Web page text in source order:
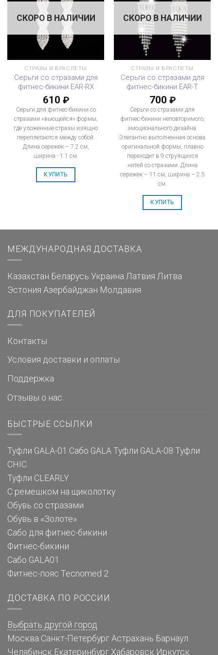
СКОРО В НАЛИЧИИ
СТРАЗЫ И БРАСЛЕТЫ
Серьги со стразами для
фитнес-бикини EAR-RX
610 ₽
Серьги для фитнес-бикини со
стразами «вьющейся» формы,
где уложенные стразы изящно
переплетаются между собой.
Длина сережек – 7.2 см,
ширина - 1.1 см.
КУПИТЬ
СКОРО В НАЛИЧИИ
СТРАЗЫ И БРАСЛЕТЫ
Серьги со стразами для
фитнес-бикини EAR-T
700 ₽
Серьги со стразами для
фитнес-бикини неповторимого,
эмоционального дизайна.
Элегантно выполненная основа
оригинальной формы, плавно
переходит в 9 струящихся
нитей со стразами. Длина
сережек – 11 см, ширина – 2.5
см.
КУПИТЬ
МЕЖДУНАРОДНАЯ ДОСТАВКА
Казахстан Беларусь Украина Латвия Литва
Эстония Азербайджан Молдавия
ДЛЯ ПОКУПАТЕЛЕЙ
Контакты
Условия доставки и оплаты
Поддержка
Отзывы о нас
БЫСТРЫЕ ССЫЛКИ
Туфли GALA-01 Сабо GALA Туфли GALA-08 Туфли
CHIC
Туфли CLEARLY
С ремешком на щиколотку
Обувь со стразами
Обувь в «Золоте»
Сабо для фитнес-бикини
Фитнес-бикини
Сабо GALA01
Фитнес-пояс Tecnomed 2
ДОСТАВКА ПО РОССИИ
Выбрать другой город
Москва Санкт-Петербург Астрахань Барнаул
Челябинск Екатеринбург Хабаровск Иркутск